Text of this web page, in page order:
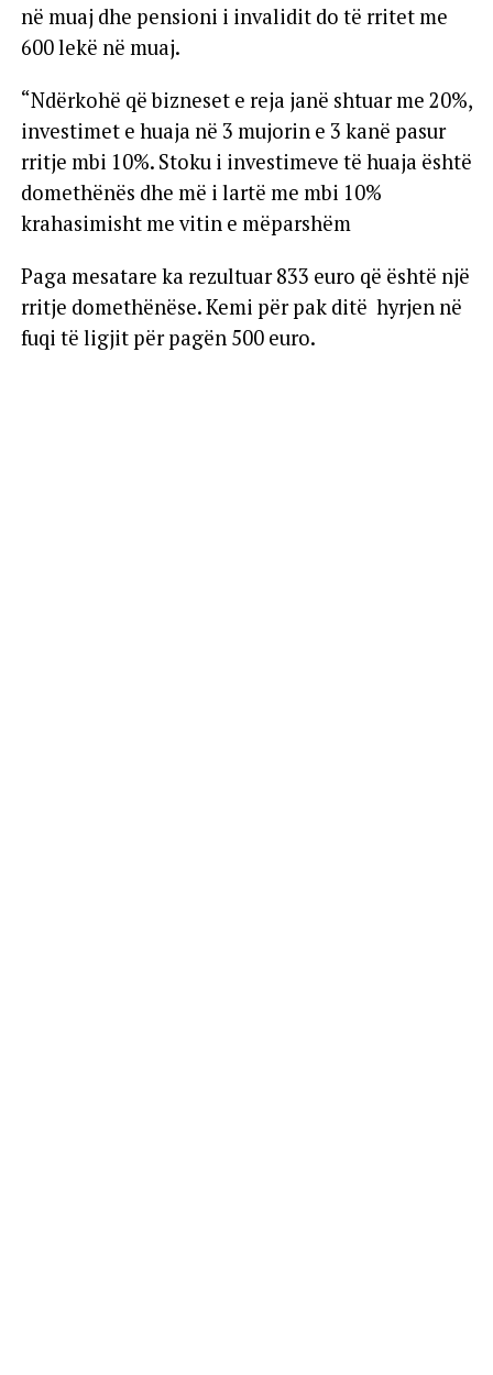
në muaj dhe pensioni i invalidit do të rritet me
600 lekë në muaj.
“Ndërkohë që bizneset e reja janë shtuar me 20%,
investimet e huaja në 3 mujorin e 3 kanë pasur
rritje mbi 10%. Stoku i investimeve të huaja është
domethënës dhe më i lartë me mbi 10%
krahasimisht me vitin e mëparshëm
Paga mesatare ka rezultuar 833 euro që është një
rritje domethënëse. Kemi për pak ditë hyrjen në
fuqi të ligjit për pagën 500 euro.